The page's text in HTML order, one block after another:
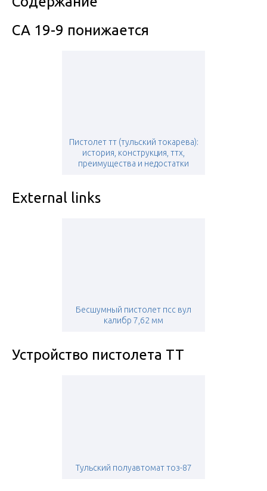
СА 19-9 понижается
Пистолет тт (тульский токарева):
история, конструкция, ттх,
преимущества и недостатки
External links
Бесшумный пистолет псс вул
калибр 7,62 мм
Устройство пистолета ТТ
Тульский полуавтомат тоз-87